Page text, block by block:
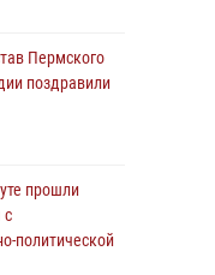
Пермского
поздравили
состоялся
Пермского
поздравили
прошли
с
политической